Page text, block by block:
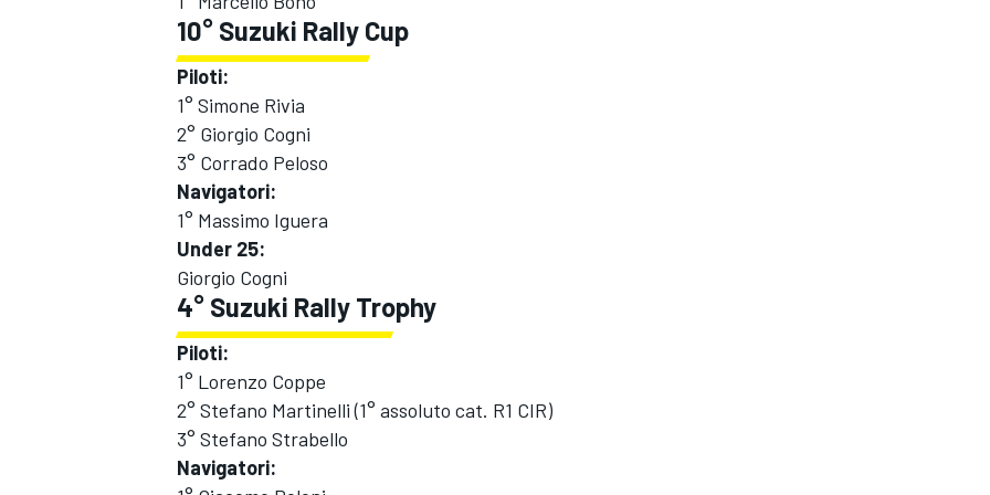
MONOMARCA
10° Suzuki Rally Cup
Piloti:
1° Simone Rivia
2° Giorgio Cogni
3° Corrado Peloso
Navigatori:
1° Massimo Iguera
Under 25:
Giorgio Cogni
4° Suzuki Rally Trophy
Piloti:
1° Lorenzo Coppe
2° Stefano Martinelli (1° assoluto cat. R1 CIR)
3° Stefano Strabello
Navigatori: